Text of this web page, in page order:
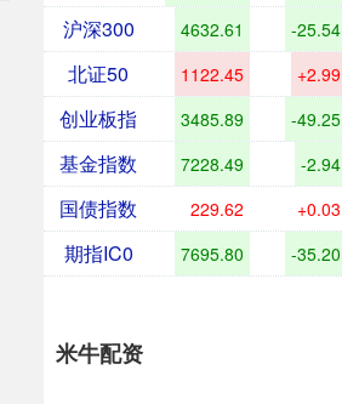
沪深300 4632.61 -25.54
北证50 1122.45 +2.99
创业板指 3485.89 -49.25
基金指数 7228.49 -2.94
国债指数 229.62 +0.03
期指IC0 7695.80 -35.20
米牛配资